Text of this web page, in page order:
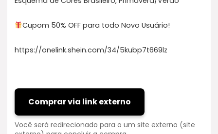
Cupom 50% OFF para todo Novo Usuário!
https://onelink.shein.com/34/5kubp7t669lz
Comprar via link externo
Você será redirecionado para o um site externo (site